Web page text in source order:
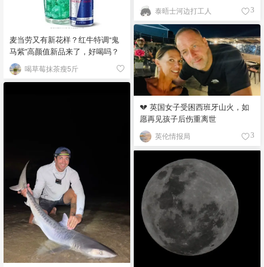
麦当劳又有新花样？红牛特调“鬼
马紫”高颜值新品来了，好喝吗？
喝草莓抹茶瘦5斤
泰晤士河边打工人 3
💔 英国女子受困西班牙山火，如
愿再见孩子后伤重离世
英伦情报局 3